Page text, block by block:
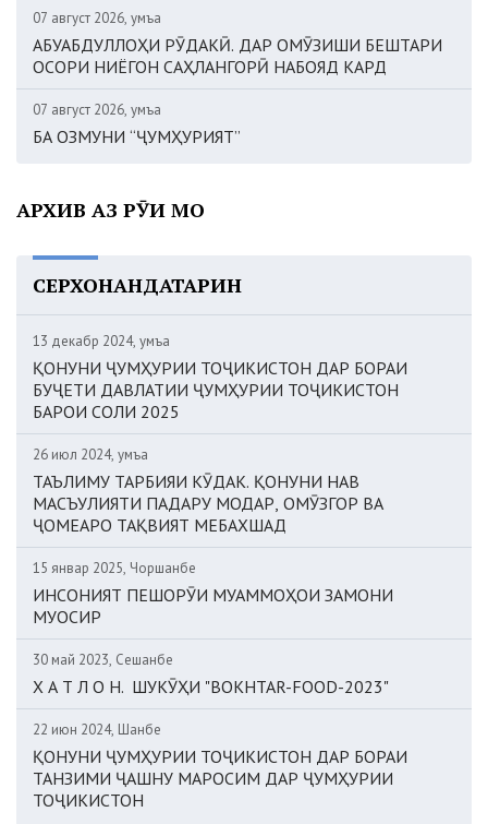
07 август 2026, Ҷумъа
АБУАБДУЛЛОҲИ РӮДАКӢ. ДАР ОМӮЗИШИ БЕШТАРИ
ОСОРИ НИЁГОН САҲЛАНГОРӢ НАБОЯД КАРД
07 август 2026, Ҷумъа
БА ОЗМУНИ “ҶУМҲУРИЯТ”
АРХИВ АЗ РӮИ МОҲ
СЕРХОНАНДАТАРИН
13 декабр 2024, Ҷумъа
ҚОНУНИ ҶУМҲУРИИ ТОҶИКИСТОН ДАР БОРАИ
БУҶЕТИ ДАВЛАТИИ ҶУМҲУРИИ ТОҶИКИСТОН
БАРОИ СОЛИ 2025
26 июл 2024, Ҷумъа
ТАЪЛИМУ ТАРБИЯИ КӮДАК. ҚОНУНИ НАВ
МАСЪУЛИЯТИ ПАДАРУ МОДАР, ОМӮЗГОР ВА
ҶОМЕАРО ТАҚВИЯТ МЕБАХШАД
15 январ 2025, Чоршанбе
ИНСОНИЯТ ПЕШОРӮИ МУАММОҲОИ ЗАМОНИ
МУОСИР
30 май 2023, Сешанбе
Х А Т Л О Н. ШУКӮҲИ "BOKHTAR-FOOD-2023"
22 июн 2024, Шанбе
ҚОНУНИ ҶУМҲУРИИ ТОҶИКИСТОН ДАР БОРАИ
ТАНЗИМИ ҶАШНУ МАРОСИМ ДАР ҶУМҲУРИИ
ТОҶИКИСТОН